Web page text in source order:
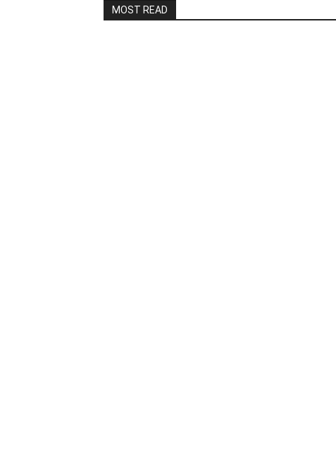
MOST READ